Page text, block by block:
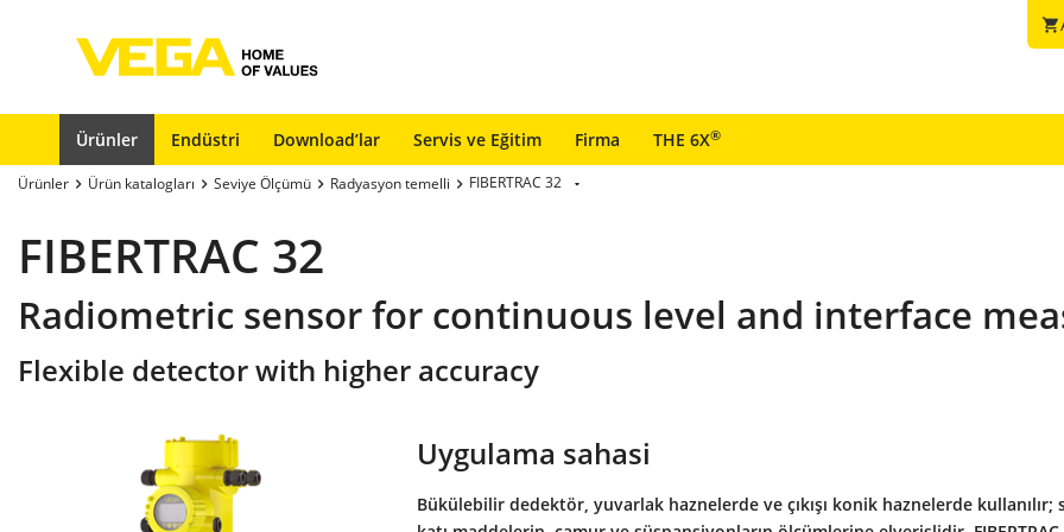
shopping_cart
Ürünler Endüstri Download’lar Servis ve Eğitim Firma THE 6X®
Ürünler Ürün katalogları Seviye Ölçümü Radyasyon temelli FIBERTRAC 32
FIBERTRAC 32
Radiometric sensor for continuous level and interface
Flexible detector with higher accuracy
Uygulama sahasi
Bükülebilir dedektör, yuvarlak haznelerde ve çıkışı konik haznelerde kullanılır;